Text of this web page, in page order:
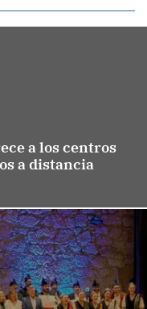
a los centros
a distancia